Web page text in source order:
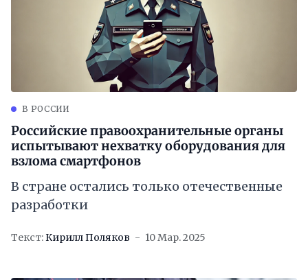
В РОССИИ
Российские правоохранительные органы
испытывают нехватку оборудования для
взлома смартфонов
В стране остались только отечественные
разработки
Текст: Кирилл Поляков 10 Мар. 2025